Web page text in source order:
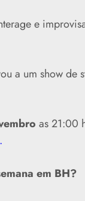
e
a um show de
as 21:00
em BH?